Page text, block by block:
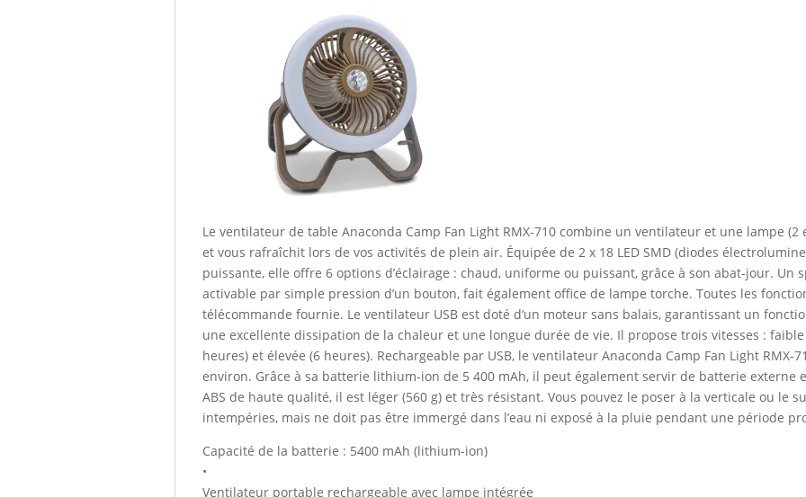
Le ventilateur de table Anaconda Camp Fan Light RMX-710 combine un ventilateur et une lampe (2
et vous rafraîchit lors de vos activités de plein air. Équipée de 2 x 18 LED SMD (diodes
puissante, elle offre 6 options d’éclairage : chaud, uniforme ou puissant, grâce à son abat-jour. Un
activable par simple pression d’un bouton, fait également office de lampe torche. Toutes les
télécommande fournie. Le ventilateur USB est doté d’un moteur sans balais, garantissant un
une excellente dissipation de la chaleur et une longue durée de vie. Il propose trois vitesses : faible
heures) et élevée (6 heures). Rechargeable par USB, le ventilateur Anaconda Camp Fan Light
environ. Grâce à sa batterie lithium-ion de 5 400 mAh, il peut également servir de batterie externe
ABS de haute qualité, il est léger (560 g) et très résistant. Vous pouvez le poser à la verticale ou le
intempéries, mais ne doit pas être immergé dans l’eau ni exposé à la pluie pendant une période
Capacité de la batterie : 5400 mAh (lithium-ion)
•
Ventilateur portable rechargeable avec lampe intégrée